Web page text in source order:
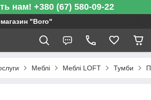
нам! +380 (67) 580-09-22
магазин "Boro"
Меблі Меблі LOFT Тумби